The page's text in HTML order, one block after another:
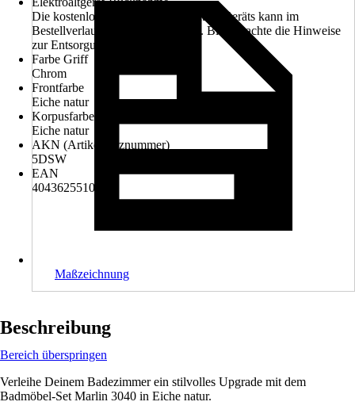
Die kostenlose Rückgabe des Elektro-Geräts kann im
Bestellverlauf ausgewählt werden. Bitte beachte die Hinweise
zur Entsorgung.
Farbe Griff
Chrom
Frontfarbe
Eiche natur
Korpusfarbe
Eiche natur
AKN (Artikelkurznummer)
5DSW
EAN
4043625510895
Maßzeichnung
Beschreibung
Bereich überspringen
Verleihe Deinem Badezimmer ein stilvolles Upgrade mit dem
Badmöbel-Set Marlin 3040 in Eiche natur.